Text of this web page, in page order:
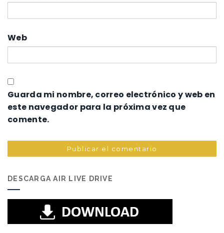
Web
Guarda mi nombre, correo electrónico y web en
este navegador para la próxima vez que
comente.
DESCARGA AIR LIVE DRIVE